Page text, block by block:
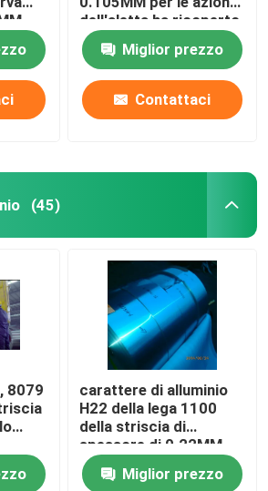
dell'aletta ha ricoperto
blu/dorato
Miglior prezzo
Contattaci
(45)
8079
carattere di alluminio
H22 della lega 1100
della striscia di
spessore di 0.22MM
nello scambiatore di
caloreMiglior prezzo